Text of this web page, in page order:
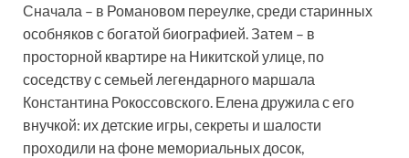
Сначала – в Романовом переулке, среди старинных
особняков с богатой биографией. Затем – в
просторной квартире на Никитской улице, по
соседству с семьей легендарного маршала
Константина Рокоссовского. Елена дружила с его
внучкой: их детские игры, секреты и шалости
проходили на фоне мемориальных досок,